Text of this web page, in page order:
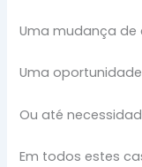
Uma mudança
Uma
Ou até
Em todos estes